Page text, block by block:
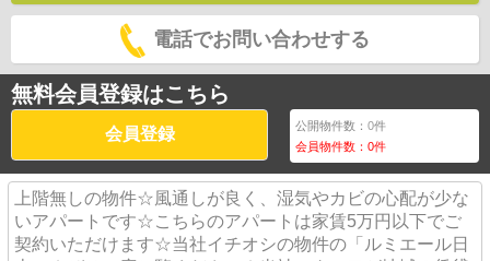
電話でお問い合わせする
無料会員登録はこちら
会員登録 公開物件数：0件
会員物件数：0件
上階無しの物件☆風通しが良く、湿気やカビの心配が少な
いアパートです☆こちらのアパートは家賃5万円以下でご
契約いただけます☆当社イチオシの物件の「ルミエール日